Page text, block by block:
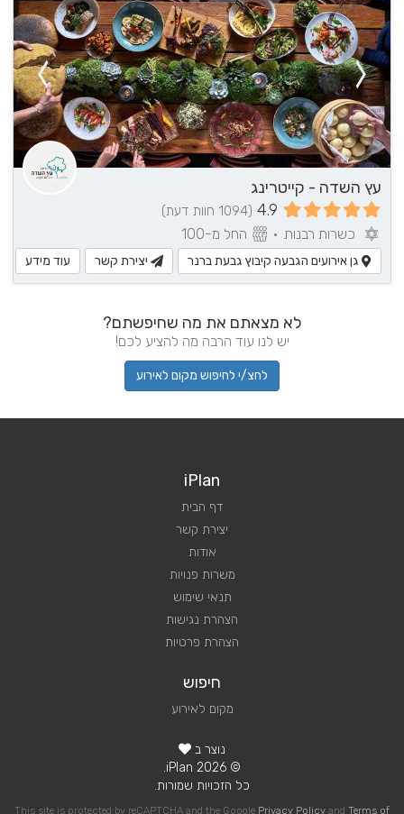
עץ השדה - קייטרינג
4.9 (1094 חוות דעת)
כשרות רבנות • החל מ-100
גן אירועים הגבעה קיבוץ גבעת ברנר יצירת קשר עוד מידע
לא מצאתם את מה שחיפשתם?
יש לנו עוד הרבה מה להציע לכם!
לחצ/י לחיפוש מקום לאירוע
iPlan
דף הבית
יצירת קשר
אודות
משרות פנויות
תנאי שימוש
הצהרת נגישות
הצהרת פרטיות
חיפוש
מקום לאירוע
נוצר ב
© 2026 iPlan.
כל הזכויות שמורות.
This site is protected by reCAPTCHA and the Google Privacy Policy and Terms of